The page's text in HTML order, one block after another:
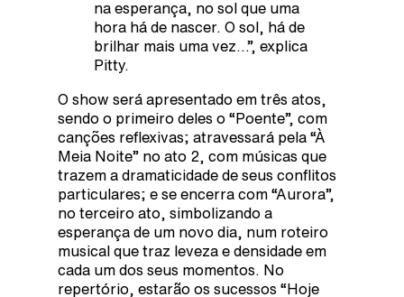
na esperança, no sol que uma
hora há de nascer. O sol, há de
brilhar mais uma vez…”, explica
Pitty.
O show será apresentado em três atos,
sendo o primeiro deles o “Poente”, com
canções reflexivas; atravessará pela “À
Meia Noite” no ato 2, com músicas que
trazem a dramaticidade de seus conflitos
particulares; e se encerra com “Aurora”,
no terceiro ato, simbolizando a
esperança de um novo dia, num roteiro
musical que traz leveza e densidade em
cada um dos seus momentos. No
repertório, estarão os sucessos “Hoje